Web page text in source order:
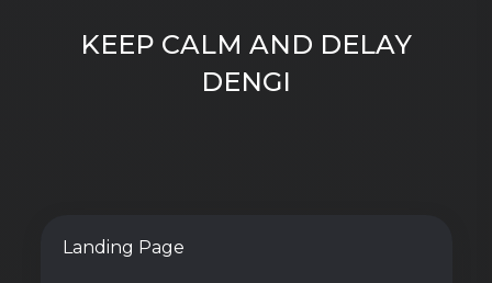
KEEP CALM AND DELAY
DENGI
Landing Page